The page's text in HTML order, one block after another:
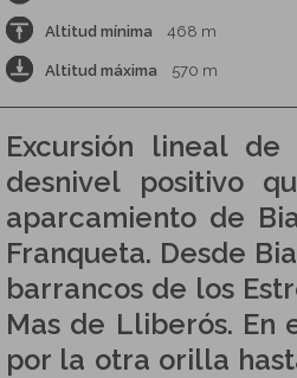
Altitud mínima 468 m
Altitud máxima 570 m
Excursión lineal
desnivel positivo
aparcamiento de
Franqueta. Desde
barrancos de los
Mas de Lliberós. En
por la otra orilla